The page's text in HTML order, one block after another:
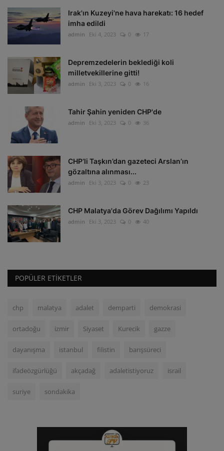
Irak'ın Kuzeyi'ne hava harekatı: 16 hedef
imha edildi
admin Eki 4, 2023 0 17
Depremzedelerin beklediği koli
milletvekillerine gitti!
admin Eki 3, 2023 0 16
Tahir Şahin yeniden CHP'de
admin Eki 3, 2023 0 36
CHP’li Taşkın’dan gazeteci Arslan’ın
gözaltına alınması...
admin Eki 3, 2023 0 23
CHP Malatya'da Görev Dağılımı Yapıldı
admin Eki 3, 2023 0 40
POPÜLER ETIKETLER
chp malatya adalet demparti demokrasi
ortadoğu izmir Siyaset Kurecik gazze
dayanışma istanbul filistin barışsüreci
ifadeözgürlüğü akçadağ adaletistiyoruz israil
suriye sondakika